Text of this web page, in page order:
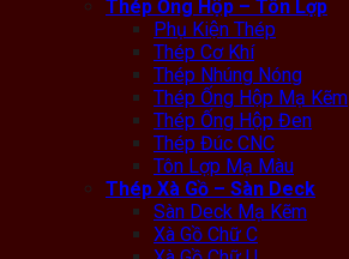
Thép Ống Hộp – Tôn Lợp
Phụ Kiện Thép
Thép Cơ Khí
Thép Nhúng Nóng
Thép Ống Hộp Mạ Kẽm
Thép Ống Hộp Đen
Thép Đúc CNC
Tôn Lợp Mạ Màu
Thép Xà Gồ – Sàn Deck
Sàn Deck Mạ Kẽm
Xà Gồ Chữ C